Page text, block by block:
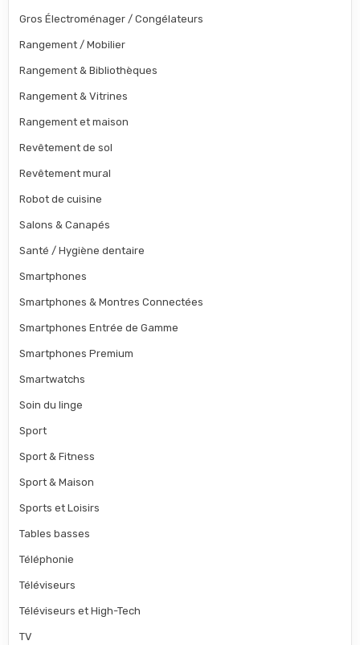
Gros Électroménager / Congélateurs
Rangement / Mobilier
Rangement & Bibliothèques
Rangement & Vitrines
Rangement et maison
Revêtement de sol
Revêtement mural
Robot de cuisine
Salons & Canapés
Santé / Hygiène dentaire
Smartphones
Smartphones & Montres Connectées
Smartphones Entrée de Gamme
Smartphones Premium
Smartwatchs
Soin du linge
Sport
Sport & Fitness
Sport & Maison
Sports et Loisirs
Tables basses
Téléphonie
Téléviseurs
Téléviseurs et High-Tech
TV